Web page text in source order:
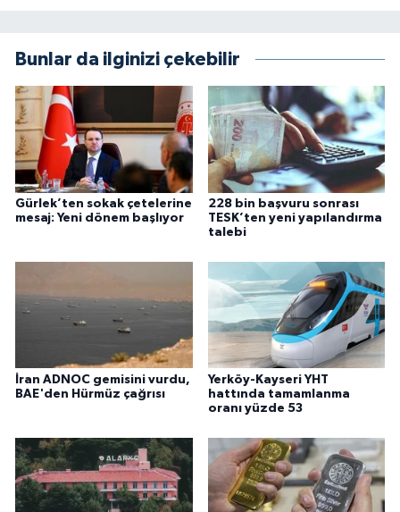
Bunlar da ilginizi çekebilir
Gürlek’ten sokak çetelerine
mesaj: Yeni dönem başlıyor
228 bin başvuru sonrası
TESK’ten yeni yapılandırma
talebi
İran ADNOC gemisini vurdu,
BAE'den Hürmüz çağrısı
Yerköy-Kayseri YHT
hattında tamamlanma
oranı yüzde 53